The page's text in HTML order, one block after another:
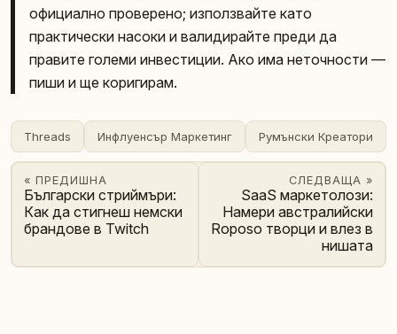
официално проверено; използвайте като
практически насоки и валидирайте преди да
правите големи инвестиции. Ако има неточности —
пиши и ще коригирам.
Threads Инфлуенсър Маркетинг Румънски Креатори
« ПРЕДИШНА
Български стриймъри:
Как да стигнеш немски
брандове в Twitch
СЛЕДВАЩА »
SaaS маркетолози:
Намери австралийски
Roposo творци и влез в
нишата